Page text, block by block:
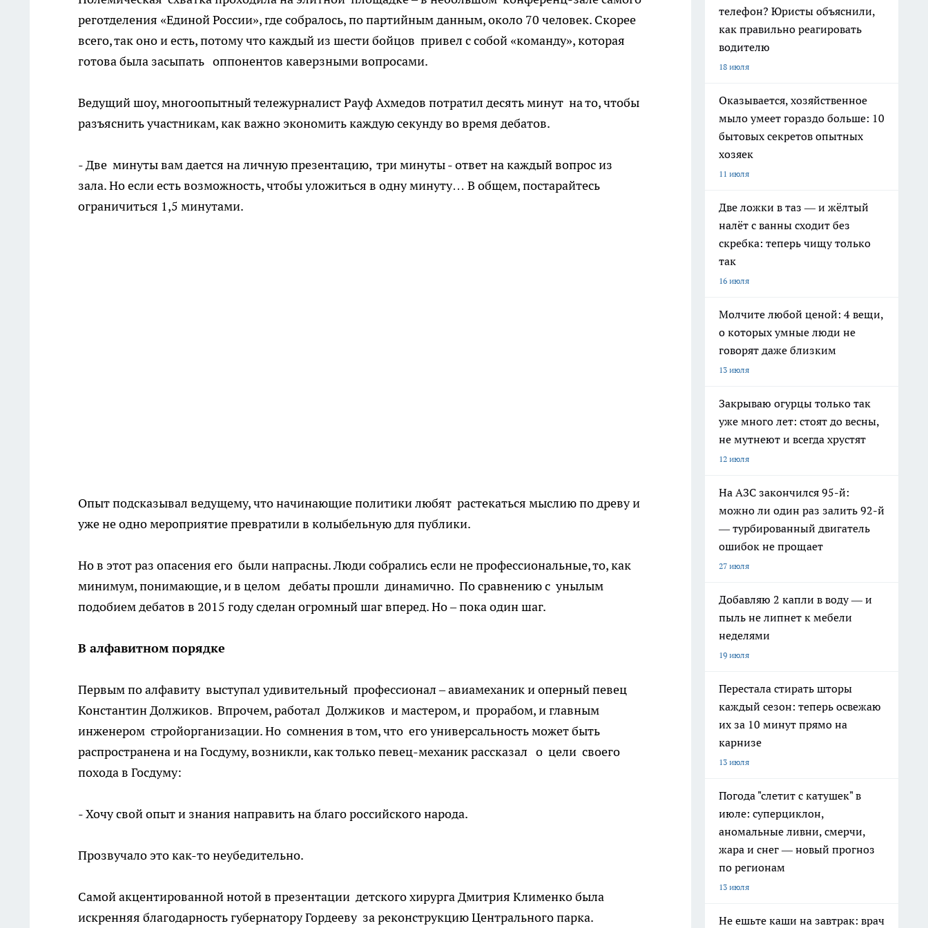
реготделения «Единой России», где собралось, по партийным данным, около 70 человек. Скорее
всего, так оно и есть, потому что каждый из шести бойцов привел с собой «команду», которая
готова была засыпать оппонентов каверзными вопросами.
Ведущий шоу, многоопытный тележурналист Рауф Ахмедов потратил десять минут на то, чтобы
разъяснить участникам, как важно экономить каждую секунду во время дебатов.
- Две минуты вам дается на личную презентацию, три минуты - ответ на каждый вопрос из
зала. Но если есть возможность, чтобы уложиться в одну минуту… В общем, постарайтесь
ограничиться 1,5 минутами.
Опыт подсказывал ведущему, что начинающие политики любят растекаться мыслию по древу и
уже не одно мероприятие превратили в колыбельную для публики.
Но в этот раз опасения его были напрасны. Люди собрались если не профессиональные, то, как
минимум, понимающие, и в целом дебаты прошли динамично. По сравнению с унылым
подобием дебатов в 2015 году сделан огромный шаг вперед. Но – пока один шаг.
В алфавитном порядке
Первым по алфавиту выступал удивительный профессионал – авиамеханик и оперный певец
Константин Должиков. Впрочем, работал Должиков и мастером, и прорабом, и главным
инженером стройорганизации. Но сомнения в том, что его универсальность может быть
распространена и на Госдуму, возникли, как только певец-механик рассказал о цели своего
похода в Госдуму:
- Хочу свой опыт и знания направить на благо российского народа.
Прозвучало это как-то неубедительно.
Самой акцентированной нотой в презентации детского хирурга Дмитрия Клименко была
искренняя благодарность губернатору Гордееву за реконструкцию Центрального парка.
телефон? Юристы объяснили,
как правильно реагировать
водителю
18 июля
Оказывается, хозяйственное
мыло умеет гораздо больше: 10
бытовых секретов опытных
хозяек
11 июля
Две ложки в таз — и жёлтый
налёт с ванны сходит без
скребка: теперь чищу только
так
16 июля
Молчите любой ценой: 4 вещи,
о которых умные люди не
говорят даже близким
13 июля
Закрываю огурцы только так
уже много лет: стоят до весны,
не мутнеют и всегда хрустят
12 июля
На АЗС закончился 95-й:
можно ли один раз залить 92-й
— турбированный двигатель
ошибок не прощает
27 июля
Добавляю 2 капли в воду — и
пыль не липнет к мебели
неделями
19 июля
Перестала стирать шторы
каждый сезон: теперь освежаю
их за 10 минут прямо на
карнизе
13 июля
Погода "слетит с катушек" в
июле: суперциклон,
аномальные ливни, смерчи,
жара и снег — новый прогноз
по регионам
13 июля
Не ешьте каши на завтрак: врач